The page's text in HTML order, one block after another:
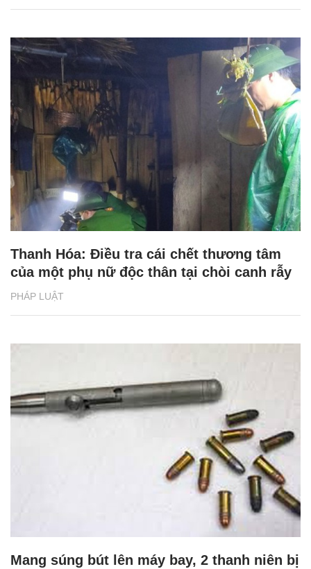
PHÁP LUẬT
Thanh Hóa: Điều tra cái chết thương tâm
của một phụ nữ độc thân tại chòi canh rẫy
Mang súng bút lên máy bay, 2 thanh niên bị